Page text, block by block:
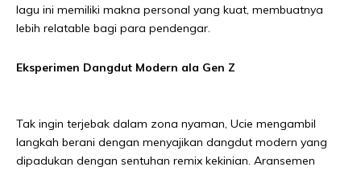
lagu ini memiliki makna personal yang kuat, membuatnya
lebih relatable bagi para pendengar.
Eksperimen Dangdut Modern ala Gen Z
Tak ingin terjebak dalam zona nyaman, Ucie mengambil
langkah berani dengan menyajikan dangdut modern yang
dipadukan dengan sentuhan remix kekinian. Aransemen